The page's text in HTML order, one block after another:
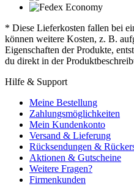
* Diese Lieferkosten fallen bei
können weitere Kosten, z. B.
Eigenschaften der Produkte,
du direkt in der
Hilfe & Support
Meine Bestellung
Zahlungsmöglichkeiten
Mein Kundenkonto
Versand & Lieferung
Rücksendungen &
Aktionen & Gutscheine
Weitere Fragen?
Firmenkunden